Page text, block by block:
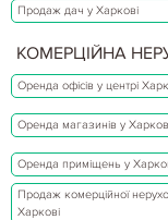
Продаж дач у Харкові
КОМЕРЦІЙНА
Оренда офісів у центрі
Оренда магазинів у
Оренда приміщень у
Продаж комерційної
Харкові